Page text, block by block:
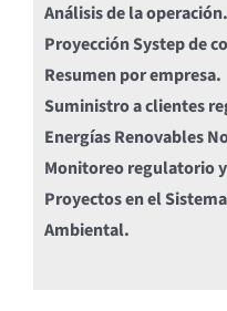
Análisis de la operación.
Proyección Systep de
Resumen por empresa.
Suministro a clientes
Energías Renovables
Monitoreo regulatorio
Proyectos en el
Ambiental.